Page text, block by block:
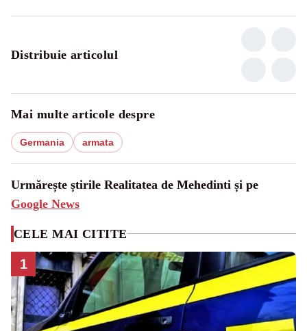
Distribuie articolul
Mai multe articole despre
Germania armata
Urmărește știrile Realitatea de Mehedinti și pe
Google News
CELE MAI CITITE
1